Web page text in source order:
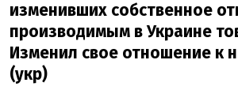
изменивших собственное
производимым в Украине
Изменил свое отношение к
(укр)